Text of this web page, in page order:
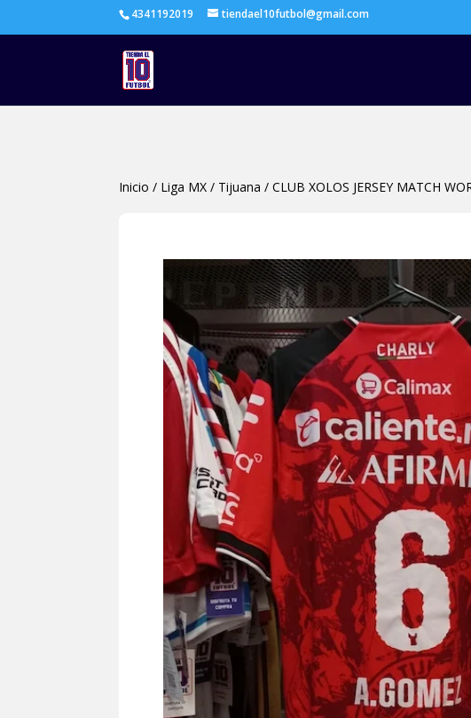
4341192019 tiendael10futbol@gmail.com
Inicio / Liga MX / Tijuana /CLUB XOLOS JERSEY MATCH